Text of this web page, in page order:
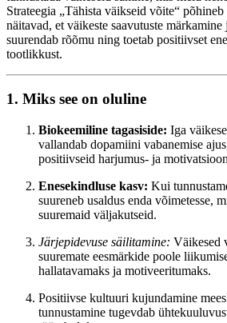
Strateegia „Tähista väikseid võite“
näitavad, et väikeste saavutuste
suurendab rõõmu ning toetab positiivset
tootlikkust.
1. Miks see on oluline
Biokeemiline tagasiside: Iga
vallandab dopamiini vabanemise
positiivseid harjumus- ja
Enesekindluse kasv: Kui
suureneb usaldus enda võimetesse,
suuremaid väljakutseid.
Järjepidevuse säilitamine: Väikesed
suuremate eesmärkide poole
hallatavamaks ja motiveeritumaks.
Positiivse kultuuri kujundamine
tunnustamine tugevdab